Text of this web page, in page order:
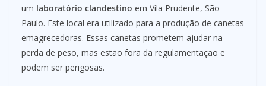
um laboratório clandestino em Vila Prudente, São
Paulo. Este local era utilizado para a produção de canetas
emagrecedoras. Essas canetas prometem ajudar na
perda de peso, mas estão fora da regulamentação e
podem ser perigosas.